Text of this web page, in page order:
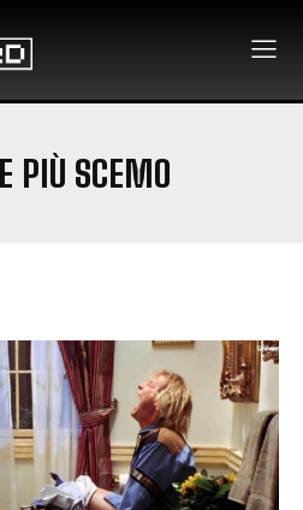
PIÙ SCEMO